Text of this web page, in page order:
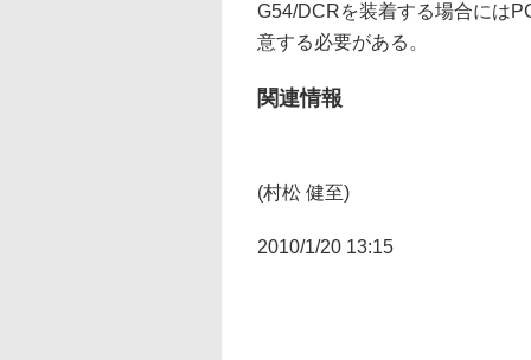
G54/DCRを装着する場合には
意する必要がある。
関連情報
(村松 健至)
2010/1/20 13:15